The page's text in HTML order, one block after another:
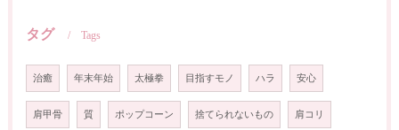
タグ Tags
治癒 年末年始 太極拳 目指すモノ ハラ 安心
肩甲骨 質 ポップコーン 捨てられないもの 肩コリ